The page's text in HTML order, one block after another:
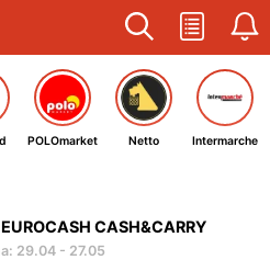
POLOmarket Netto Intermarche
CASH&CARRY
: 29.04 - 27.05